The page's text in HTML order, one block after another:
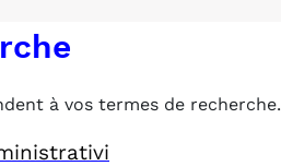
à vos termes de recherche.